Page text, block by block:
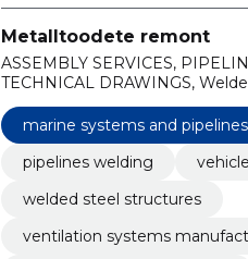
Metalltoodete remont
ASSEMBLY SERVICES,
TECHNICAL DRAWINGS,
manufacturing and installation,
Sprinkler system installation,
marine systems and
pipelines welding
welded steel structures
ventilation systems